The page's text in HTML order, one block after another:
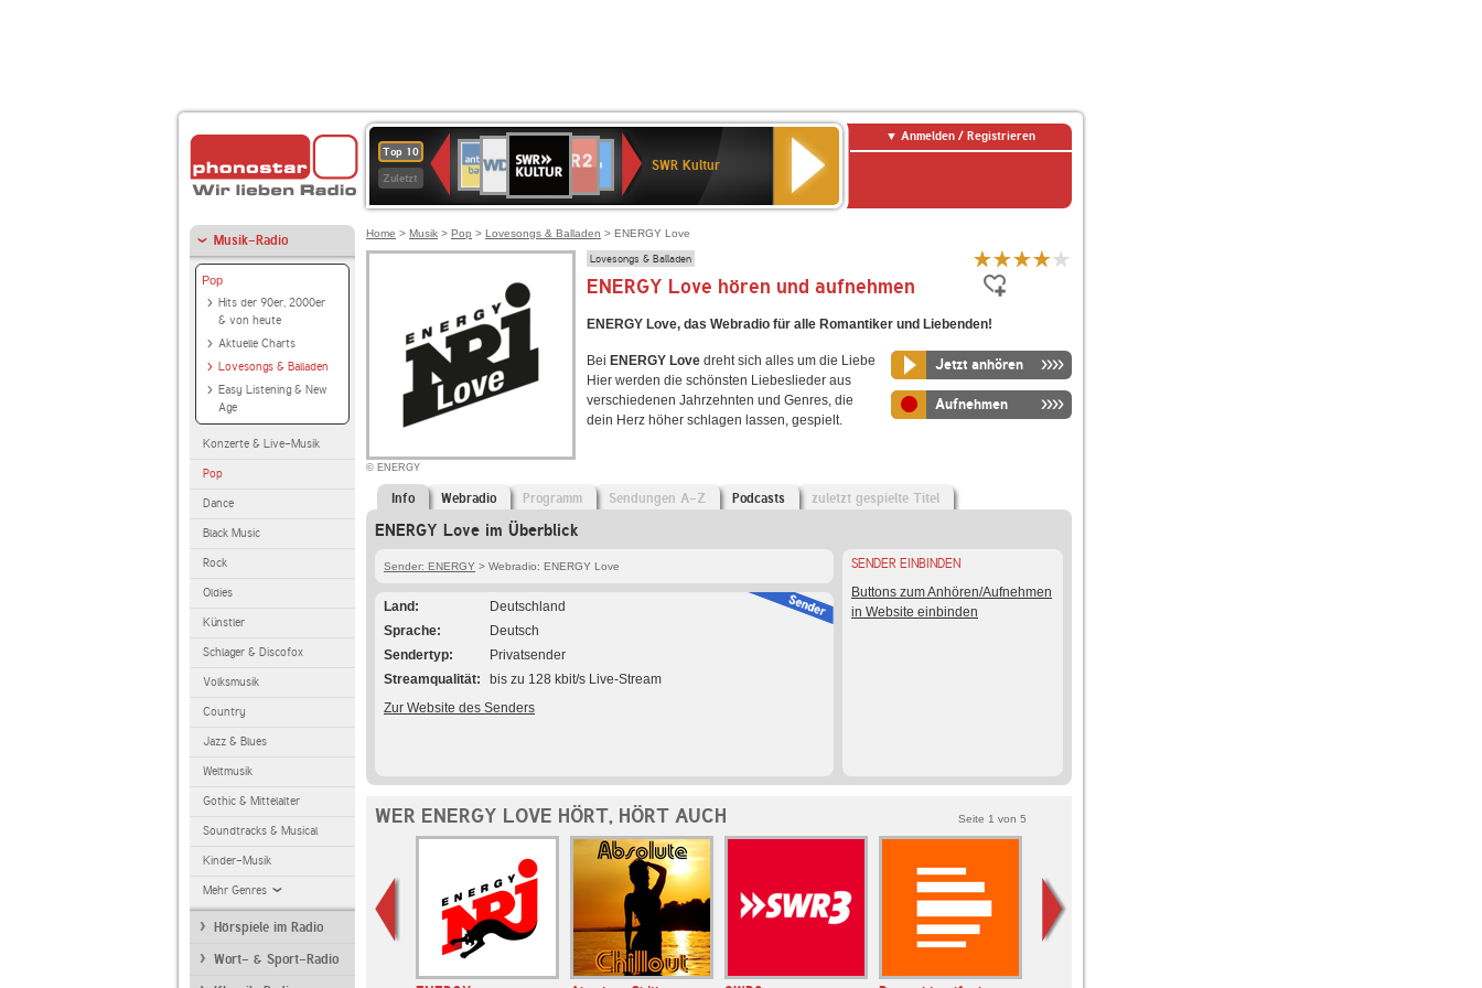
Top 10
Zuletzt
Deutschlandfunk
80er
90er
OLDIE
ANTENNE
SWR3
WDR
4
BR-
KLASSIK
Deutschlandfunk
Kultur
ANTENNE
BAYERN
2
Kultur2
SWR Kultur
Anmelden / Registrieren
Musik-Radio
Pop
Hits der 90er, 2000er
& von heute
Aktuelle Charts
Lovesongs & Balladen
Easy Listening & New
Age
Konzerte & Live-Musik
Pop
Dance
Black Music
Rock
Oldies
Künstler
Schlager & Discofox
Volksmusik
Country
Jazz & Blues
Weltmusik
Gothic & Mittelalter
Soundtracks & Musical
Kinder-Musik
Mehr Genres
Hörspiele im Radio
Wort- & Sport-Radio
Home > Musik > Pop > Lovesongs & Balladen > ENERGY Love
© ENERGY
Lovesongs & Balladen
ENERGY Love hören und aufnehmen
ENERGY Love, das Webradio für alle Romantiker und Liebenden!
Jetzt anhören
Aufnehmen
Bei ENERGY Love dreht sich alles um die Liebe
Hier werden die schönsten Liebeslieder aus
verschiedenen Jahrzehnten und Genres, die
dein Herz höher schlagen lassen, gespielt.
Info Webradio Programm Sendungen A-Z Podcasts zuletzt gespielte Titel
ENERGY Love im Überblick
Sender: ENERGY > Webradio: ENERGY Love
Land
Deutschland
Sprache
Deutsch
Sendertyp
Privatsender
Streamqualität
bis zu 128 kbit/s Live-Stream
Zur Website des Senders
SENDER EINBINDEN
Buttons zum Anhören/Aufnehmen
in Website einbinden
WER ENERGY LOVE HÖRT, HÖRT AUCH Seite 1 von 5